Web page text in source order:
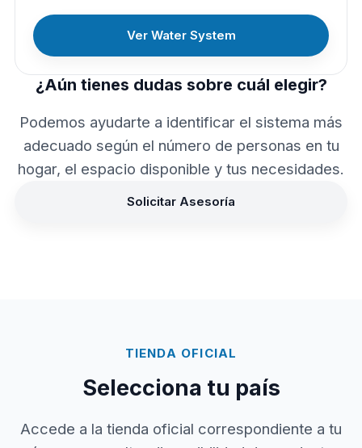
Ver Water System
¿Aún tienes dudas sobre cuál elegir?
Podemos ayudarte a identificar el sistema más
adecuado según el número de personas en tu
hogar, el espacio disponible y tus necesidades.
Solicitar Asesoría
TIENDA OFICIAL
Selecciona tu país
Accede a la tienda oficial correspondiente a tu